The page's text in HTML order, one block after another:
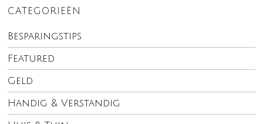
CATEGORIEËN
Besparingstips
Featured
Geld
Handig & Verstandig